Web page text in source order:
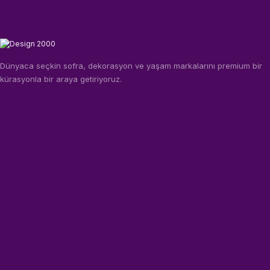
Dünyaca seçkin sofra, dekorasyon ve yaşam markalarını premium bir
kürasyonla bir araya getiriyoruz.